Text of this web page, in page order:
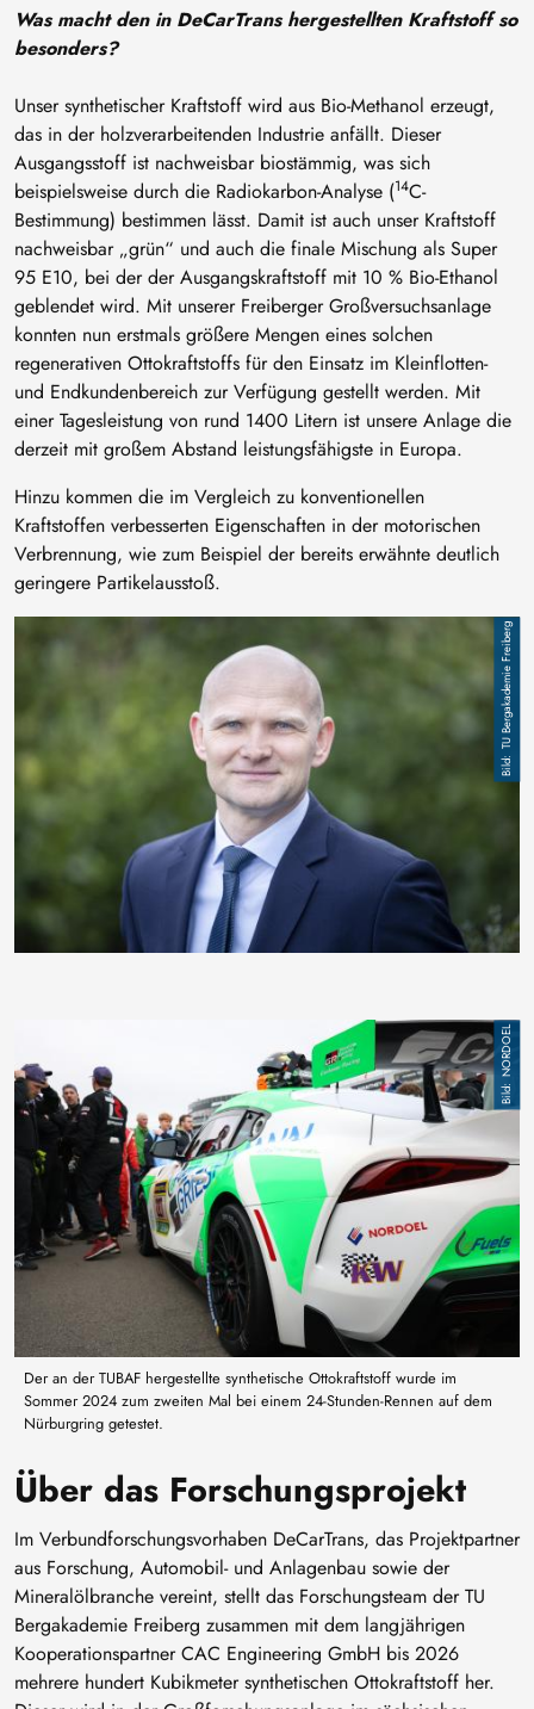
Bild TU Bergakademie Freiberg
Was macht den in DeCarTrans hergestellten Kraftstoff so
besonders?
Unser synthetischer Kraftstoff wird aus Bio-Methanol erzeugt,
das in der holzverarbeitenden Industrie anfällt. Dieser
Ausgangsstoff ist nachweisbar biostämmig, was sich
beispielsweise durch die Radiokarbon-Analyse (14C-
Bestimmung) bestimmen lässt. Damit ist auch unser Kraftstoff
nachweisbar „grün“ und auch die finale Mischung als Super
95 E10, bei der der Ausgangskraftstoff mit 10 % Bio-Ethanol
geblendet wird. Mit unserer Freiberger Großversuchsanlage
konnten nun erstmals größere Mengen eines solchen
regenerativen Ottokraftstoffs für den Einsatz im Kleinflotten-
und Endkundenbereich zur Verfügung gestellt werden. Mit
einer Tagesleistung von rund 1400 Litern ist unsere Anlage die
derzeit mit großem Abstand leistungsfähigste in Europa.
Hinzu kommen die im Vergleich zu konventionellen
Kraftstoffen verbesserten Eigenschaften in der motorischen
Verbrennung, wie zum Beispiel der bereits erwähnte deutlich
geringere Partikelausstoß.
NORDOEL
Der an der TUBAF hergestellte synthetische Ottokraftstoff wurde im
Sommer 2024 zum zweiten Mal bei einem 24-Stunden-Rennen auf dem
Nürburgring getestet.
Über das Forschungsprojekt
Im Verbundforschungsvorhaben DeCarTrans, das Projektpartner
aus Forschung, Automobil- und Anlagenbau sowie der
Mineralölbranche vereint, stellt das Forschungsteam der TU
Bergakademie Freiberg zusammen mit dem langjährigen
Kooperationspartner CAC Engineering GmbH bis 2026
mehrere hundert Kubikmeter synthetischen Ottokraftstoff her.